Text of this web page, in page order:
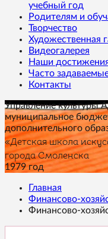
учебный год
Родителям и
Творчество
Художественная
Видеогалерея
Наши
Часто
Контакты
Управление культуры
муниципальное
дополнительного
«Детская школа
города Смоленска
1979 год
Главная
Финансово-
Финансово-